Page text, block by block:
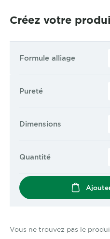
Créez votre
Formule alliage
Pureté
Dimensions
Quantité
Vous ne trouvez pas le